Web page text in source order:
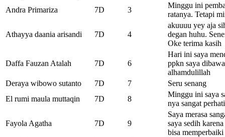
Andra Primariza
7D 3
Minggu ini
ratanya. Tetapi
Athayya daania arisandi 7D 4
akuuuu yey aja
degan huhu.
Oke terima kasih
Daffa Fauzan Atalah 7D 6
Hari ini saya
ppkn saya
alhamdulillah
Deraya wibowo sutanto
7D 7
Seru senang
El rumi maula muttaqin
7D 8
Minggu ini saya
nya sangat
Fayola Agatha 7D 9
Saya merasa
saya sedih
bisa